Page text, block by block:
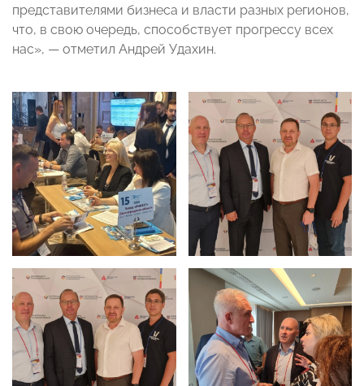
представителями бизнеса и власти разных регионов,
что, в свою очередь, способствует прогрессу всех
нас», — отметил Андрей Удахин.